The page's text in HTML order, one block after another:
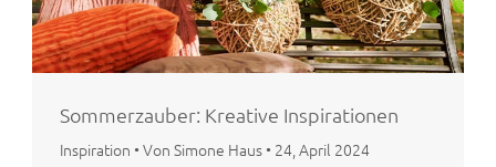
Sommerzauber: Kreative Inspirationen
Inspiration •Von Simone Haus • 24, April 2024